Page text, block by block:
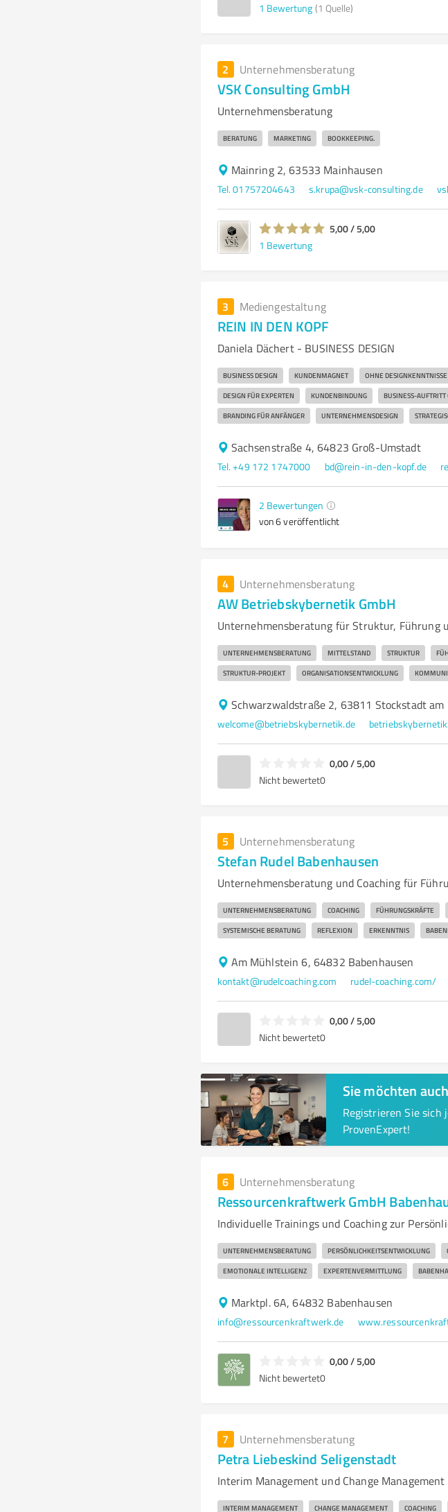
1 Bewertung (1 Quelle)
2 Unternehmensberatung
VSK Consulting GmbH
Unternehmensberatung
BERATUNG MARKETING BOOKKEEPING.
Mainring 2, 63533 Mainhausen
Tel. 01757204643 s.krupa@vsk-consulting.de
5,00 / 5,00
1 Bewertung
3 Mediengestaltung
REIN IN DEN KOPF
Daniela Dächert - BUSINESS DESIGN
BUSINESS DESIGN KUNDENMAGNET OHNE DESIGNKENNTNISSE
DESIGN FÜR EXPERTEN KUNDENBINDUNG BUSINESS-AUFTRITT
BRANDING FÜR ANFÄNGER UNTERNEHMENSDESIGN
Sachsenstraße 4, 64823 Groß-Umstadt
Tel. +49 172 1747000 bd@rein-in-den-kopf.de
2 Bewertungen
von 6 veröffentlicht
4 Unternehmensberatung
AW Betriebskybernetik GmbH
Unternehmensberatung für Struktur, Führung
UNTERNEHMENSBERATUNG MITTELSTAND STRUKTUR
STRUKTUR-PROJEKT ORGANISATIONSENTWICKLUNG
Schwarzwaldstraße 2, 63811 Stockstadt am
welcome@betriebskybernetik.de
0,00 / 5,00
Nicht bewertet0
5 Unternehmensberatung
Stefan Rudel Babenhausen
Unternehmensberatung und Coaching für
UNTERNEHMENSBERATUNG COACHING FÜHRUNGSKRÄFTE
SYSTEMISCHE BERATUNG REFLEXION ERKENNTNIS
Am Mühlstein 6, 64832 Babenhausen
kontakt@rudelcoaching.com rudel-coaching.com/
0,00 / 5,00
Nicht bewertet0
Sie möchten
Registrieren Sie sich
ProvenExpert!
6 Unternehmensberatung
Ressourcenkraftwerk GmbH
Individuelle Trainings und Coaching zur
UNTERNEHMENSBERATUNG PERSÖNLICHKEITSENTWICKLUNG
EMOTIONALE INTELLIGENZ EXPERTENVERMITTLUNG
Marktpl. 6A, 64832 Babenhausen
info@ressourcenkraftwerk.de
0,00 / 5,00
Nicht bewertet0
7 Unternehmensberatung
Petra Liebeskind Seligenstadt
Interim Management und Change
INTERIM MANAGEMENT CHANGE MANAGEMENT COACHING